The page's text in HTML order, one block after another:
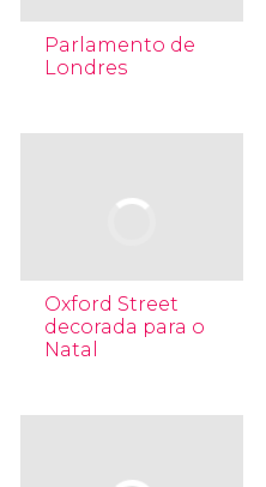
Parlamento de
Londres
Oxford Street
decorada para o
Natal